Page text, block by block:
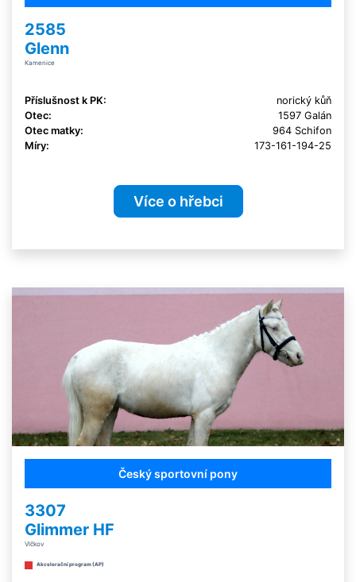
2585
Glenn
Kamenice
Příslušnost k PK:
norický kůň
Otec:
1597 Galán
Otec matky:
964 Schifon
Míry:
173-161-194-25
Více o hřebci
Český sportovní pony
3307
Glimmer HF
Vlčkov
Akcelerační program (AP)